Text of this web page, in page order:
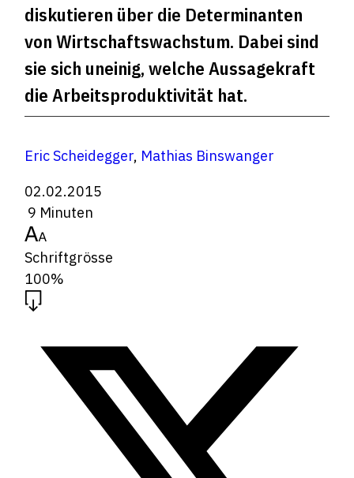
diskutieren über die Determinanten
von Wirtschaftswachstum. Dabei sind
sie sich uneinig, welche Aussagekraft
die Arbeitsproduktivität hat.
Eric Scheidegger, Mathias Binswanger
02.02.2015
9 Minuten
Schriftgrösse
100%